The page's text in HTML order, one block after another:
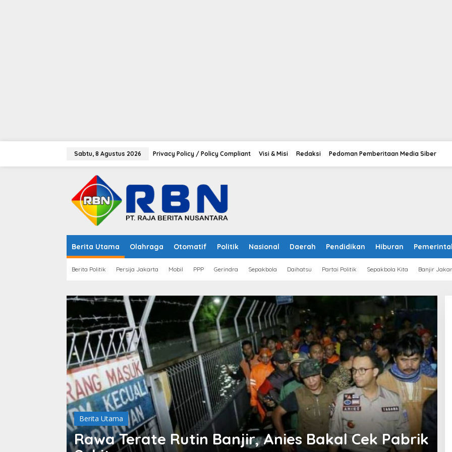
Sabtu, 8 Agustus 2026 Privacy Policy / Policy Compliant Visi & Misi Redaksi Pedoman Pemberitaan Media Siber
Berita Utama Olahraga Otomatif Politik Nasional Daerah Pendidikan Hiburan
Berita Politik Persija Jakarta Mobil PPP Gerindra Sepakbola Daihatsu Partai Politik Sepakbola Kita Banjir
Berita Utama
Rawa Terate Rutin Banjir, Anies Bakal Cek Pabrik